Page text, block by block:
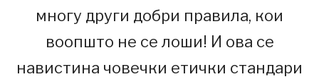
многу други добри правила, кои
воопшто не се лоши! И ова се
навистина човечки етички стандари